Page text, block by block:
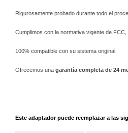
Rigurosamente probado durante todo el
Cumplimos con la normativa vigente de
100% compatible con su sistema original.
Ofrecemos una garantía completa de 24
Este adaptador puede reemplazar a las